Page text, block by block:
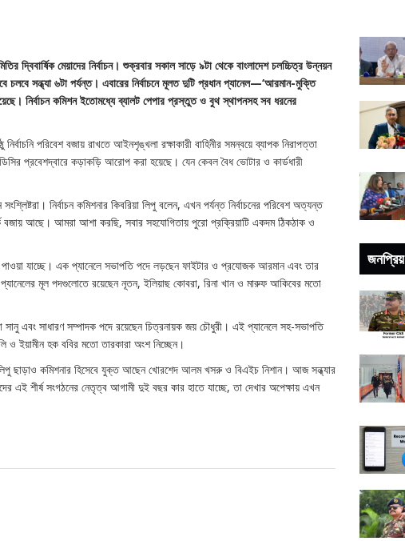
দ্বিবার্ষিক মেয়াদের নির্বাচন। শুক্রবার সকাল সাড়ে ৯টা থেকে বাংলাদেশ চলচ্চিত্র উন্নয়ন
সন্ধ্যা ৬টা পর্যন্ত। এবারের নির্বাচনে মূলত দুটি প্রধান প্যানেল—‘আরমান-মুক্তি
নির্বাচন কমিশন ইতোমধ্যে ব্যালট পেপার প্রস্তুত ও বুথ স্থাপনসহ সব ধরনের
পরিবেশ বজায় রাখতে আইনশৃঙ্খলা রক্ষাকারী বাহিনীর সমন্বয়ে ব্যাপক নিরাপত্তা
প্রবেশদ্বারে কড়াকড়ি আরোপ করা হয়েছে। যেন কেবল বৈধ ভোটার ও কার্ডধারী
নির্বাচন কমিশনার কিবরিয়া লিপু বলেন, এখন পর্যন্ত নির্বাচনের পরিবেশ অত্যন্ত
বজায় আছে। আমরা আশা করছি, সবার সহযোগিতায় পুরো প্রক্রিয়াটি একদম ঠিকঠাক ও
পাওয়া যাচ্ছে। এক প্যানেলে সভাপতি পদে লড়ছেন ফাইটার ও প্রযোজক আরমান এবং তার
মূল পদগুলোতে রয়েছেন নূতন, ইলিয়াছ কোবরা, রিনা খান ও মারুফ আকিবের মতো
এবং সাধারণ সম্পাদক পদে রয়েছেন চিত্রনায়ক জয় চৌধুরী। এই প্যানেলে সহ-সভাপতি
ও ইয়ামীন হক ববির মতো তারকারা অংশ নিচ্ছেন।
লিপু ছাড়াও কমিশনার হিসেবে যুক্ত আছেন খোরশেদ আলম খসরু ও বিএইচ নিশান। আজ সন্ধ্যার
এই শীর্ষ সংগঠনের নেতৃত্ব আগামী দুই বছর কার হাতে যাচ্ছে, তা দেখার অপেক্ষায় এখন
জনপ্রিয়